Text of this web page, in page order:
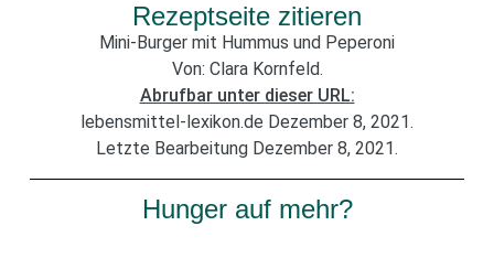
Rezeptseite zitieren
Mini-Burger mit Hummus und Peperoni
Von: Clara Kornfeld.
Abrufbar unter dieser URL:
lebensmittel-lexikon.de Dezember 8, 2021.
Letzte Bearbeitung Dezember 8, 2021.
Hunger auf mehr?